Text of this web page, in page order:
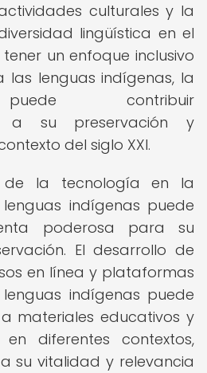
culturales y la
lingüística en el
un enfoque inclusivo
las lenguas indígenas, la
contribuir
a su preservación y
del siglo XXI.
de la tecnología en la
indígenas puede
poderosa para su
El desarrollo de
en línea y plataformas
indígenas puede
materiales educativos y
diferentes contextos,
su vitalidad y relevancia